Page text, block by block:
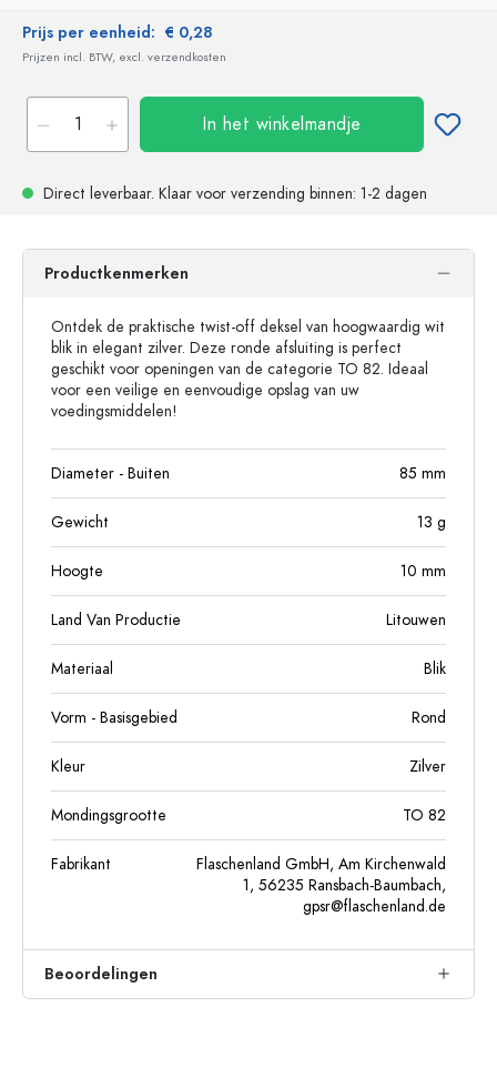
Prijs per eenheid: € 0,28
Prijzen incl. BTW, excl. verzendkosten
In het winkelmandje
Direct leverbaar. Klaar voor verzending binnen: 1-2 dagen
Productkenmerken
Ontdek de praktische twist-off deksel van hoogwaardig wit
blik in elegant zilver. Deze ronde afsluiting is perfect
geschikt voor openingen van de categorie TO 82. Ideaal
voor een veilige en eenvoudige opslag van uw
voedingsmiddelen!
Diameter - Buiten 85 mm
Gewicht 13 g
Hoogte 10 mm
Land Van Productie Litouwen
Materiaal Blik
Vorm - Basisgebied Rond
Kleur Zilver
Mondingsgrootte TO 82
Fabrikant
Flaschenland GmbH, Am Kirchenwald
1, 56235 Ransbach-Baumbach,
gpsr@flaschenland.de
Beoordelingen